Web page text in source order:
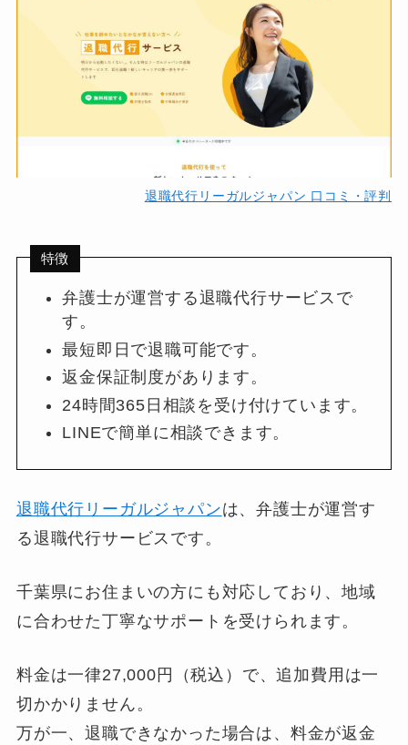
退職代行リーガルジャパン 口コミ・評判
特徴
弁護士が運営する退職代行サービスで
す。
最短即日で退職可能です。
返金保証制度があります。
24時間365日相談を受け付けています。
LINEで簡単に相談できます。
退職代行リーガルジャパンは、弁護士が運営す
る退職代行サービスです。
千葉県にお住まいの方にも対応しており、地域
に合わせた丁寧なサポートを受けられます。
料金は一律27,000円（税込）で、追加費用は一
切かかりません。
万が一、退職できなかった場合は、料金が返金